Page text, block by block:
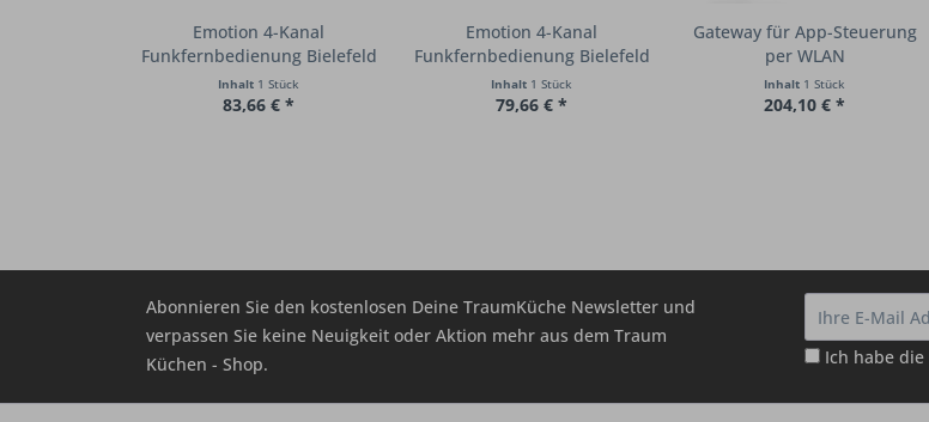
Emotion 4-Kanal
Funkfernbedienung Bielefeld
8...
Inhalt 1 Stück
83,66 € *
Emotion 4-Kanal
Funkfernbedienung Bielefeld
8...
Inhalt 1 Stück
79,66 € *
Gateway für App-Steuerung
per WLAN
Inhalt 1 Stück
204,10 € *
Abonnieren Sie den kostenlosen Deine TraumKüche Newsletter und
verpassen Sie keine Neuigkeit oder Aktion mehr aus dem Traum
Küchen - Shop.
Ich habe die